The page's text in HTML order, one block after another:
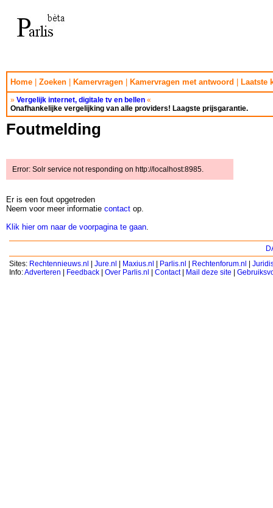
Home Zoeken Kamervragen Kamervragen met antwoord Laatste
» Vergelijk internet, digitale tv en bellen «
Onafhankelijke vergelijking van alle providers! Laagste prijsgarantie.
Foutmelding
Error: Solr service not responding on http://localhost:8985.
Er is een fout opgetreden
Neem voor meer informatie contact op.
Klik hier om naar de voorpagina te gaan
Sites: Rechtennieuws.nl | Jure.nl | Maxius.nl | Parlis.nl | Rechtenforum.nl |
Info:Adverteren | Feedback | Over Parlis.nl | Contact| Mail deze site |